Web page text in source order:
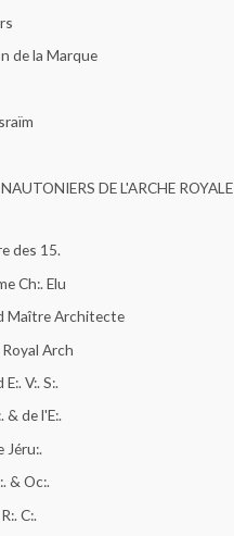
de la Marque
DE L'ARCHE ROYALE
des 15.
Ch:. Elu
Maître Architecte
Arch
V:. S:.
& de l'E:.
Jéru:.
& Oc:.
C:.